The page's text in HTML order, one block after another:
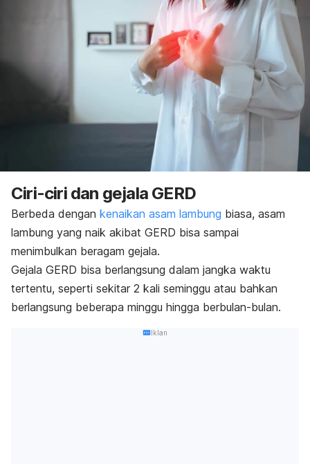
Ciri-ciri dan gejala GERD
Berbeda dengan kenaikan asam lambung biasa, asam
lambung yang naik akibat GERD bisa sampai
menimbulkan beragam gejala.
Gejala GERD bisa berlangsung dalam jangka waktu
tertentu, seperti sekitar 2 kali seminggu atau bahkan
berlangsung beberapa minggu hingga berbulan-bulan.
Iklan